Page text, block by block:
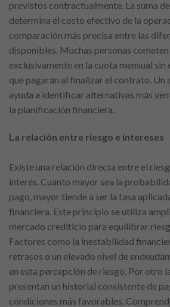
previstos contractualmente. La suma
determina el costo efectivo de la
comparación más precisa entre las
disponibles. Muchas personas
exclusivamente en la cuota mensual
que pagarán al finalizar el contrato. Un
ayuda a identificar alternativas más
la planificación financiera.
La relación entre riesgo e intereses
Existe una relación directa entre el
interés. Cuanto mayor sea la
pago, mayor tiende a ser la tasa
financiera. Este principio se utiliza
mercado crediticio para equilibrar
Factores como la inestabilidad
retrasos o un elevado nivel de
en esta percepción de riesgo. Por otro
presentan un historial consistente de
condiciones más favorables.